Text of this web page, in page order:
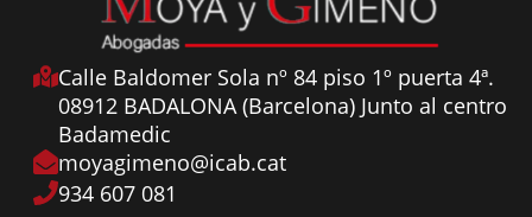
Calle Baldomer Sola nº 84 piso 1º puerta 4ª.
08912 BADALONA (Barcelona) Junto al centro
Badamedic
moyagimeno@icab.cat
934 607 081